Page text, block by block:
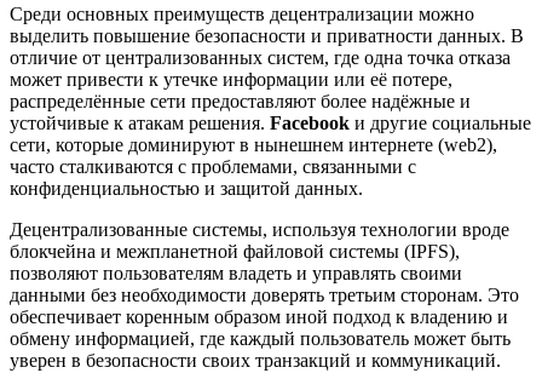
Среди основных преимуществ децентрализации можно
выделить повышение безопасности и приватности данных. В
отличие от централизованных систем, где одна точка отказа
может привести к утечке информации или её потере,
распределённые сети предоставляют более надёжные и
устойчивые к атакам решения. Facebook и другие социальные
сети, которые доминируют в нынешнем интернете (web2),
часто сталкиваются с проблемами, связанными с
конфиденциальностью и защитой данных.
Децентрализованные системы, используя технологии вроде
блокчейна и межпланетной файловой системы (IPFS),
позволяют пользователям владеть и управлять своими
данными без необходимости доверять третьим сторонам. Это
обеспечивает коренным образом иной подход к владению и
обмену информацией, где каждый пользователь может быть
уверен в безопасности своих транзакций и коммуникаций.